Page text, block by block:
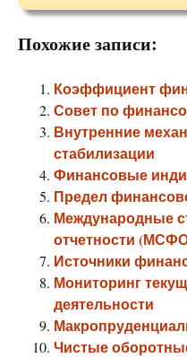
Похожие записи:
Коэффициент
Совет по
Внутренние
стабилизации
Финансовые
Предел
Международные
отчетности
Источники
Мониторинг
деятельности
Чистые